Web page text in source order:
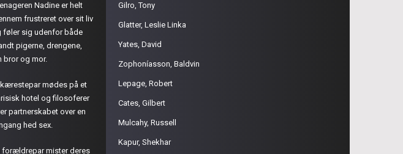
Nadine er helt
frustreret over sit liv
føler sig udenfor både
pigerne, drengene,
bror og mor.
kærestepar mødes på et
hotel og filosoferer
partnerskabet over en
hed sex.
forældrepar mister deres
Gilro, Tony
Glatter, Leslie Linka
Yates, David
Zophoníasson, Baldvin
Lepage, Robert
Cates, Gilbert
Mulcahy, Russell
Kapur, Shekhar